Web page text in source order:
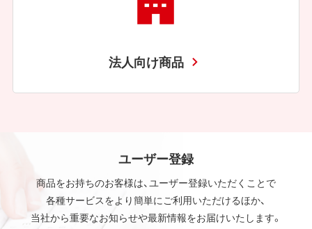
法人向け商品
ユーザー登録
商品をお持ちのお客様は、ユーザー登録いただくことで
各種サービスをより簡単にご利用いただけるほか、
当社から重要なお知らせや最新情報をお届けいたします。